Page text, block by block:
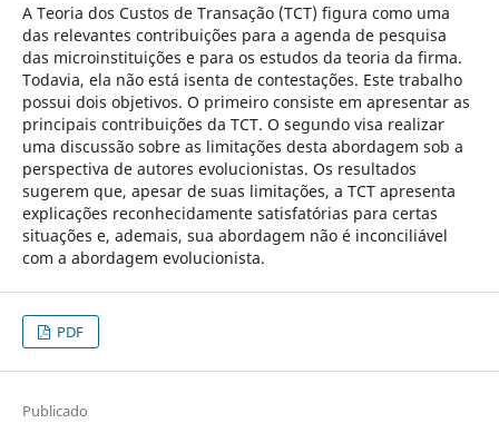
A Teoria dos Custos de Transação (TCT) figura como uma
das relevantes contribuições para a agenda de pesquisa
das microinstituições e para os estudos da teoria da firma.
Todavia, ela não está isenta de contestações. Este trabalho
possui dois objetivos. O primeiro consiste em apresentar as
principais contribuições da TCT. O segundo visa realizar
uma discussão sobre as limitações desta abordagem sob a
perspectiva de autores evolucionistas. Os resultados
sugerem que, apesar de suas limitações, a TCT apresenta
explicações reconhecidamente satisfatórias para certas
situações e, ademais, sua abordagem não é inconciliável
com a abordagem evolucionista.
PDF
Publicado